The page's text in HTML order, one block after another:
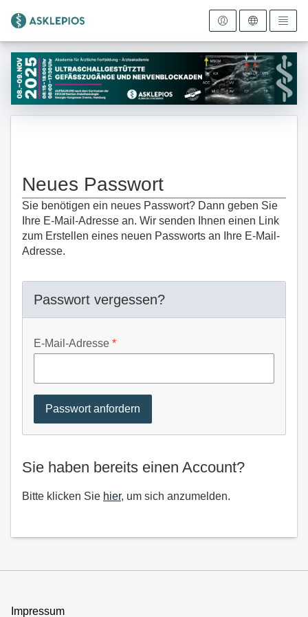
Zur Startseite
Neues Passwort
Sie benötigen ein neues Passwort? Dann geben Sie
Ihre E-Mail-Adresse an. Wir senden Ihnen einen Link
zum Erstellen eines neuen Passworts an Ihre E-Mail-
Adresse.
Passwort vergessen?
E-Mail-Adresse
Sie haben bereits einen Account?
Bitte klicken Sie hier, um sich anzumelden.
Impressum